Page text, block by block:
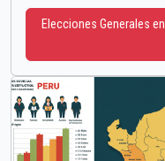
Elecciones Generales